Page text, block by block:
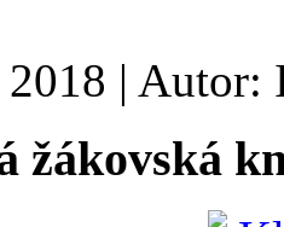
| Autor:
žákovská